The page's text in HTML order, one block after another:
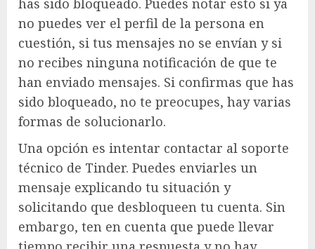
has sido bloqueado. Puedes notar esto si ya
no puedes ver el perfil de la persona en
cuestión, si tus mensajes no se envían y si
no recibes ninguna notificación de que te
han enviado mensajes. Si confirmas que has
sido bloqueado, no te preocupes, hay varias
formas de solucionarlo.
Una opción es intentar contactar al soporte
técnico de Tinder. Puedes enviarles un
mensaje explicando tu situación y
solicitando que desbloqueen tu cuenta. Sin
embargo, ten en cuenta que puede llevar